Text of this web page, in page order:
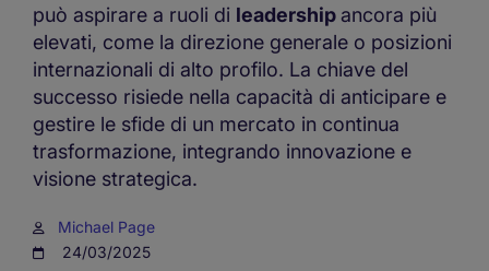
può aspirare a ruoli di leadership ancora più
elevati, come la direzione generale o posizioni
internazionali di alto profilo. La chiave del
successo risiede nella capacità di anticipare e
gestire le sfide di un mercato in continua
trasformazione, integrando innovazione e
visione strategica.
Michael Page
24/03/2025